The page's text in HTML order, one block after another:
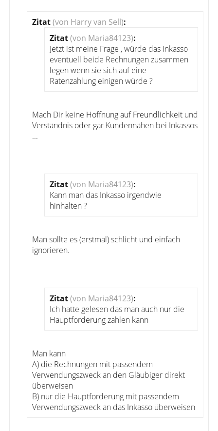
Zitat(von Harry van Sell):
Zitat(von Maria84123):
Jetzt ist meine Frage , würde das Inkasso
eventuell beide Rechnungen zusammen
legen wenn sie sich auf eine
Ratenzahlung einigen würde ?
Mach Dir keine Hoffnung auf Freundlichkeit und
Verständnis oder gar Kundennähen bei Inkassos
...
Zitat(von Maria84123):
Kann man das Inkasso irgendwie
hinhalten ?
Man sollte es (erstmal) schlicht und einfach
ignorieren.
Zitat(von Maria84123):
Ich hatte gelesen das man auch nur die
Hauptforderung zahlen kann
Man kann
A) die Rechnungen mit passendem
Verwendungszweck an den Gläubiger direkt
überweisen
B) nur die Hauptforderung mit passendem
Verwendungszweck an das Inkasso überweisen